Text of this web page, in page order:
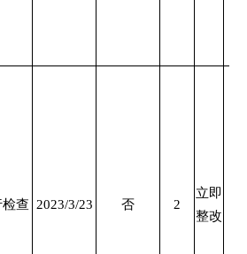
查 2023/3/23 否 2
立即
整改